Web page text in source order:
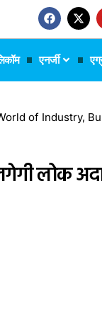
एनर्जी
World of Industry,
लोक